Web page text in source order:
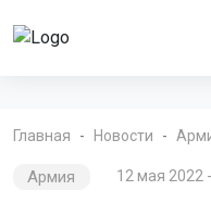
Главная Новости
Армия 12 мая 2022